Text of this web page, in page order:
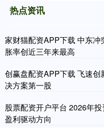
热点资讯
家财猫配资APP下载 中东
胀率创近三年来最高
创赢盘配资APP下载 飞速
决方案第一股
股票配资开户平台 2026年
盈利驱动方向